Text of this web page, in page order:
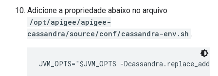
Adicione a propriedade abaixo no arquivo
/opt/apigee/apigee-
cassandra/source/conf/cassandra-env.sh .
JVM_OPTS="$JVM_OPTS -